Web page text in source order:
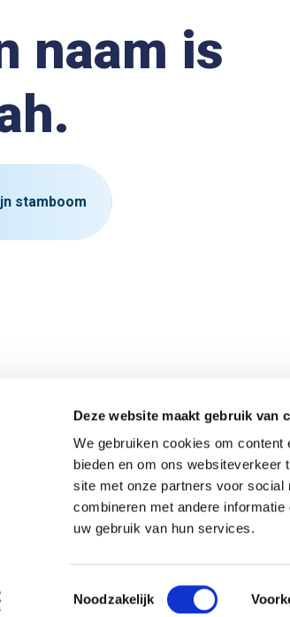
Deze website maakt gebruik van
We gebruiken cookies om
bieden en om ons websiteverkeer
site met onze partners voor social
combineren met andere
uw gebruik van hun services.
Toestemmingsselectie
Noodzakelijk
naam is
stamboom
hoogte